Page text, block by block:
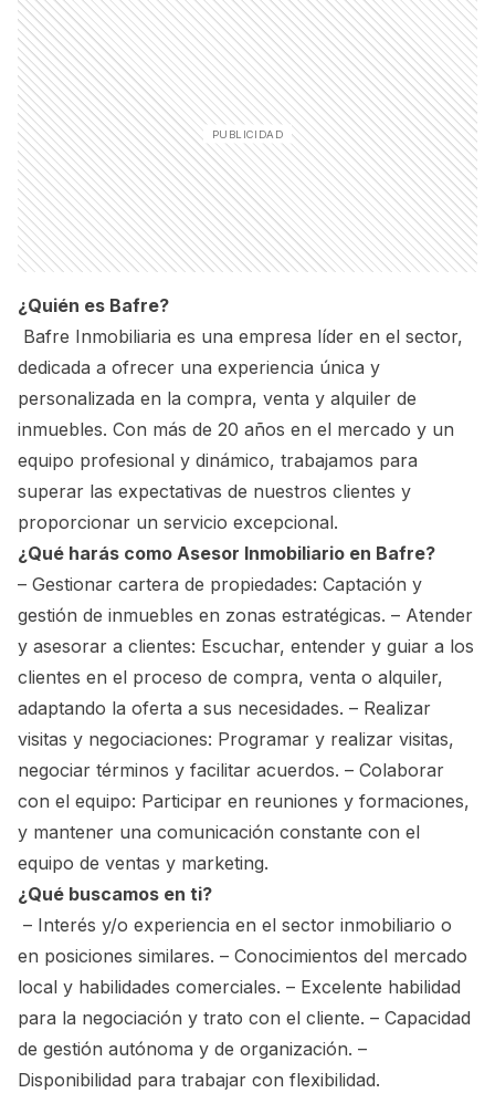
¿Quién es Bafre?
Bafre Inmobiliaria es una empresa líder en el sector,
dedicada a ofrecer una experiencia única y
personalizada en la compra, venta y alquiler de
inmuebles. Con más de 20 años en el mercado y un
equipo profesional y dinámico, trabajamos para
superar las expectativas de nuestros clientes y
proporcionar un servicio excepcional.
¿Qué harás como Asesor Inmobiliario en Bafre?
– Gestionar cartera de propiedades: Captación y
gestión de inmuebles en zonas estratégicas. – Atender
y asesorar a clientes: Escuchar, entender y guiar a los
clientes en el proceso de compra, venta o alquiler,
adaptando la oferta a sus necesidades. – Realizar
visitas y negociaciones: Programar y realizar visitas,
negociar términos y facilitar acuerdos. – Colaborar
con el equipo: Participar en reuniones y formaciones,
y mantener una comunicación constante con el
equipo de ventas y marketing.
¿Qué buscamos en ti?
– Interés y/o experiencia en el sector inmobiliario o
en posiciones similares. – Conocimientos del mercado
local y habilidades comerciales. – Excelente habilidad
para la negociación y trato con el cliente. – Capacidad
de gestión autónoma y de organización. –
Disponibilidad para trabajar con flexibilidad.